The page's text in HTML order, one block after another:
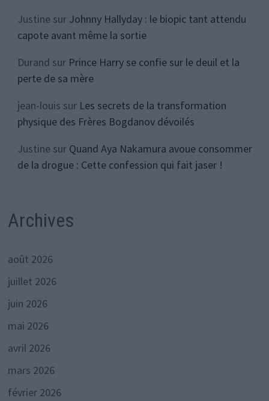
Justinesur Johnny Hallyday : le biopic tant attendu
capote avant même la sortie
Durand sur Prince Harry se confie sur le deuil et la
perte de sa mère
jean-louis sur Les secrets de la transformation
physique des Frères Bogdanov dévoilés
Justinesur Quand Aya Nakamura avoue consommer
de la drogue : Cette confession qui fait jaser !
Archives
août 2026
juillet 2026
juin 2026
mai 2026
avril 2026
mars 2026
février 2026